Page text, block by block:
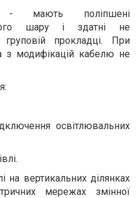
- мають поліпшені
шару і здатні не
прокладці. При
з модифікацій кабелю не
освітлювальних
на вертикальних ділянках
мережах змінної